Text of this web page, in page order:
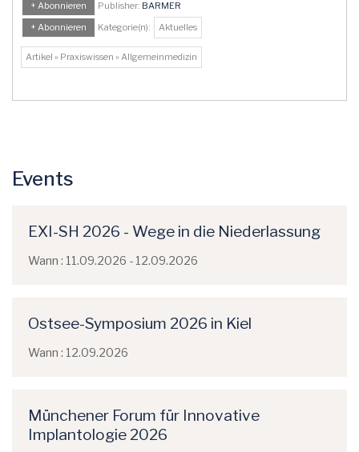
+ Abonnieren Publisher: BARMER
+ Abonnieren
Kategorie(n): Aktuelles
Artikel » Praxiswissen » Allgemeinmedizin
Events
EXI-SH 2026 - Wege in die Niederlassung
Wann : 11.09.2026 - 12.09.2026
Ostsee-Symposium 2026 in Kiel
Wann : 12.09.2026
Münchener Forum für Innovative
Implantologie 2026